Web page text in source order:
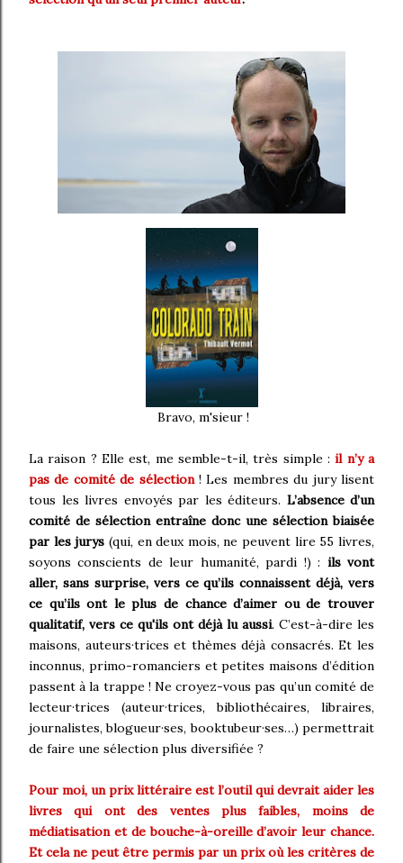
Bravo, m'sieur !
La raison ? Elle est, me semble-t-il, très simple :il n’y a
pas de comité de sélection! Les membres du jury lisent
tous les livres envoyés par les éditeurs. L’absence d’un
comité de sélection entraîne donc une sélection biaisée
par les jurys (qui, en deux mois, ne peuvent lire 55 livres,
soyons conscients de leur humanité, pardi !) : ils vont
aller, sans surprise, vers ce qu’ils connaissent déjà, vers
ce qu’ils ont le plus de chance d’aimer ou de trouver
qualitatif, vers ce qu'ils ont déjà lu aussi. C’est-à-dire les
maisons, auteurs·trices et thèmes déjà consacrés. Et les
inconnus, primo-romanciers et petites maisons d’édition
passent à la trappe ! Ne croyez-vous pas qu’un comité de
lecteur·trices (auteur·trices, bibliothécaires, libraires,
journalistes, blogueur·ses, booktubeur·ses…) permettrait
de faire une sélection plus diversifiée ?
Pour moi, un prix littéraire est l’outil qui devrait aider les
livres qui ont des ventes plus faibles, moins de
médiatisation et de bouche-à-oreille d’avoir leur chance.
Et cela ne peut être permis par un prix où les critères de